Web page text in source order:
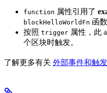
function 属性引用了
blockHelloWorldFn 函数
按照 trigger 属性，此
个区块时触发。
了解更多有关 外部事件和触